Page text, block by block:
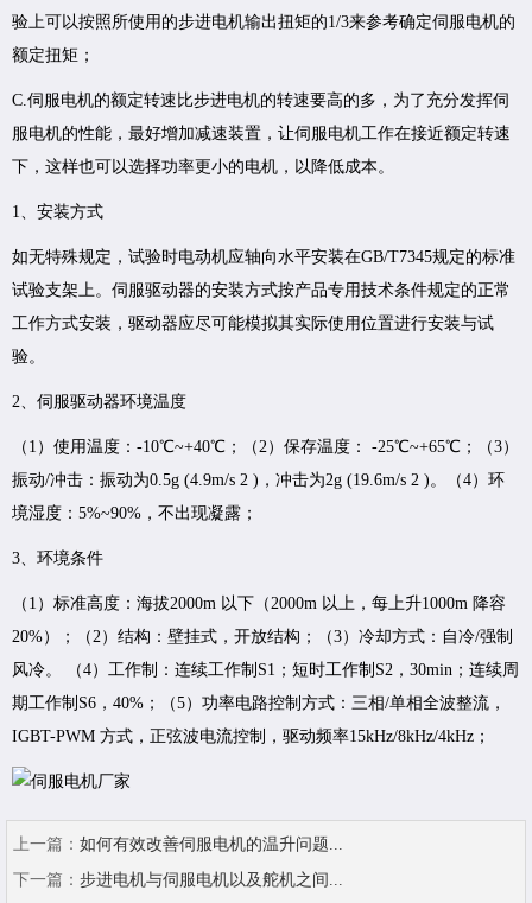
验上可以按照所使用的步进电机输出扭矩的1/3来参考确定伺服电机的
额定扭矩；
C.伺服电机的额定转速比步进电机的转速要高的多，为了充分发挥伺
服电机的性能，最好增加减速装置，让伺服电机工作在接近额定转速
下，这样也可以选择功率更小的电机，以降低成本。
1、安装方式
如无特殊规定，试验时电动机应轴向水平安装在GB/T7345规定的标准
试验支架上。伺服驱动器的安装方式按产品专用技术条件规定的正常
工作方式安装，驱动器应尽可能模拟其实际使用位置进行安装与试
验。
2、伺服驱动器环境温度
（1）使用温度：-10℃~+40℃；（2）保存温度： -25℃~+65℃；（3）
振动/冲击：振动为0.5g (4.9m/s 2 )，冲击为2g (19.6m/s 2 )。（4）环
境湿度：5%~90%，不出现凝露；
3、环境条件
（1）标准高度：海拔2000m 以下（2000m 以上，每上升1000m 降容
20%）；（2）结构：壁挂式，开放结构；（3）冷却方式：自冷/强制
风冷。 （4）工作制：连续工作制S1；短时工作制S2，30min；连续周
期工作制S6，40%；（5）功率电路控制方式：三相/单相全波整流，
IGBT-PWM 方式，正弦波电流控制，驱动频率15kHz/8kHz/4kHz；
上一篇： 如何有效改善伺服电机的温升问题...
下一篇： 步进电机与伺服电机以及舵机之间...